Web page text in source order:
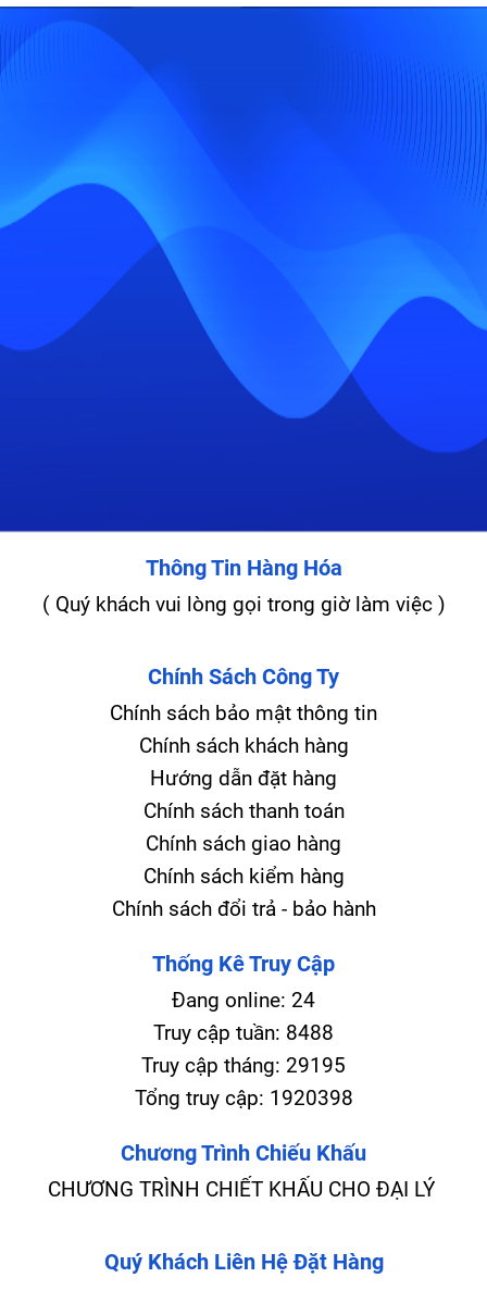
Thông Tin Hàng Hóa
( Quý khách vui lòng gọi trong giờ làm việc )
Chính Sách Công Ty
Chính sách bảo mật thông tin
Chính sách khách hàng
Hướng dẫn đặt hàng
Chính sách thanh toán
Chính sách giao hàng
Chính sách kiểm hàng
Chính sách đổi trả - bảo hành
Thống Kê Truy Cập
Đang online: 24
Truy cập tuần: 8488
Truy cập tháng: 29195
Tổng truy cập: 1920398
Chương Trình Chiếu Khấu
CHƯƠNG TRÌNH CHIẾT KHẤU CHO ĐẠI LÝ
Quý Khách Liên Hệ Đặt Hàng